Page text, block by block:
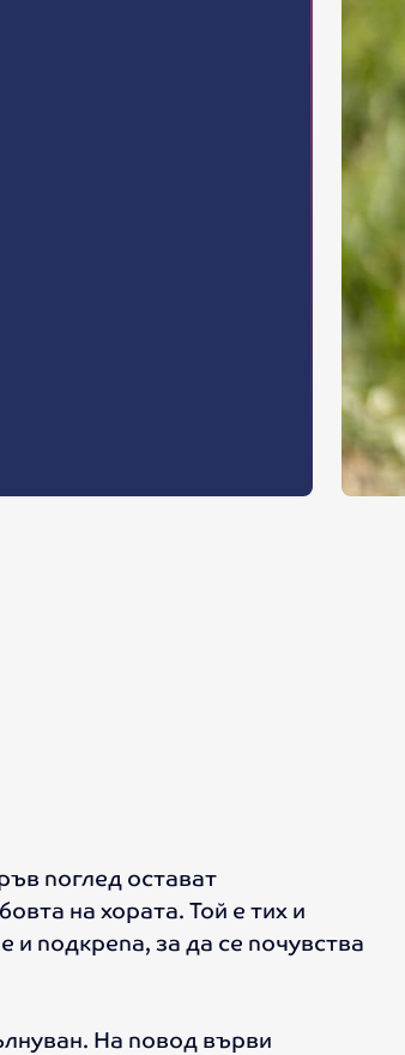
поглед остават
на хората. Той е тих и
подкрепа, за да се почувства
На повод върви